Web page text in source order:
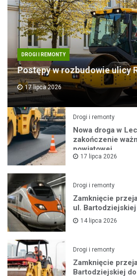
DROGI I REMONTY
Postępy w rozbudowie ulicy
17 lipca 2026
Drogi i remonty
Nowa droga w
zakończenie
powiatowej
17 lipca 2026
Drogi i remonty
Zamknięcie
ul.
14 lipca 2026
Drogi i remonty
Zamknięcie
Bartodziejskiej